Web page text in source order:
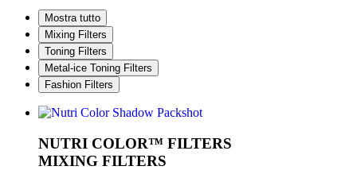
Mostra tutto
Mixing Filters
Toning Filters
Metal-ice Toning Filters
Fashion Filters
NUTRI COLOR™ FILTERS
MIXING FILTERS